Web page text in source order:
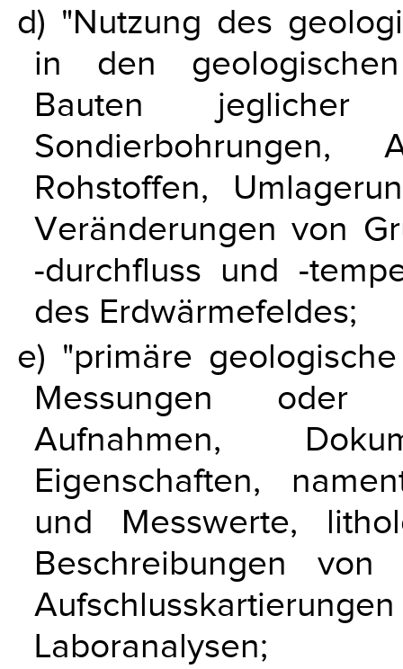
d) "Nutzung des
in den
Bauten jeglicher
Rohstoffen,
Veränderungen von
-durchfluss und -
des Erdwärmefeldes;
e) "primäre
Messungen oder
Aufnahmen,
Eigenschaften,
und Messwerte,
Beschreibungen
Laboranalysen;